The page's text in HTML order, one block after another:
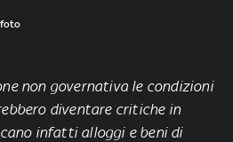
foto
non governativa le condizioni
diventare critiche in
infatti alloggi e beni di